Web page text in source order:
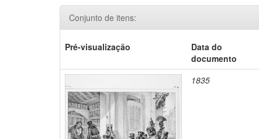
Conjunto de itens:
Pré-visualização
Data do
documento
1835